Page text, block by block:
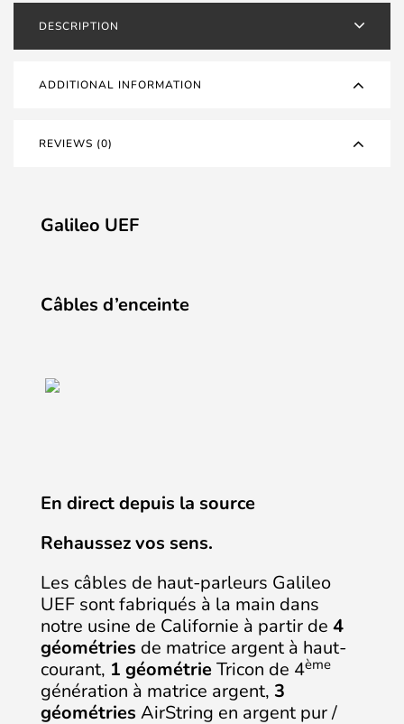
DESCRIPTION
ADDITIONAL INFORMATION
REVIEWS (0)
Galileo UEF
Câbles d’enceinte
En direct depuis la source
Rehaussez vos sens.
Les câbles de haut-parleurs Galileo
UEF sont fabriqués à la main dans
notre usine de Californie à partir de 4
géométries de matrice argent à haut-
courant, 1 géométrieTricon de 4ème
génération à matrice argent, 3
géométries AirString en argent pur /